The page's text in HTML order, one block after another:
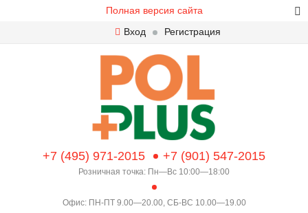
Полная версия сайта
Вход
Регистрация
+7 (495) 971-2015 +7 (901) 547-2015
Розничная точка: Пн—Вс 10:00—18:00
Офис: ПН-ПТ 9.00—20.00, СБ-ВС 10.00—19.00